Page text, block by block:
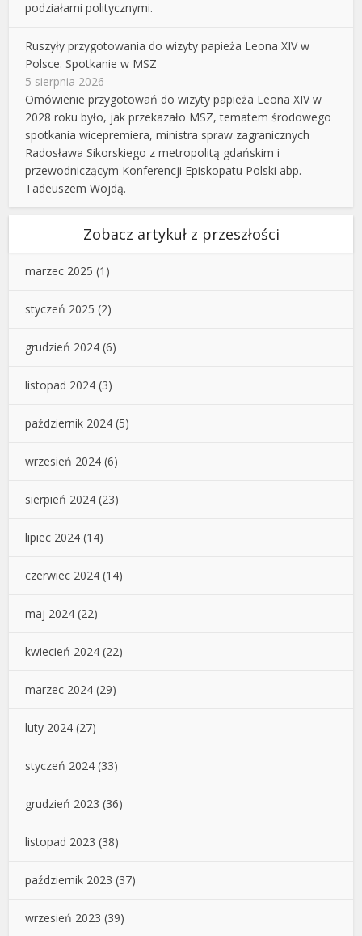
podziałami politycznymi.
Ruszyły przygotowania do wizyty papieża Leona XIV w
Polsce. Spotkanie w MSZ
5 sierpnia 2026
Omówienie przygotowań do wizyty papieża Leona XIV w
2028 roku było, jak przekazało MSZ, tematem środowego
spotkania wicepremiera, ministra spraw zagranicznych
Radosława Sikorskiego z metropolitą gdańskim i
przewodniczącym Konferencji Episkopatu Polski abp.
Tadeuszem Wojdą.
Zobacz artykuł z przeszłości
marzec 2025 (1)
styczeń 2025 (2)
grudzień 2024 (6)
listopad 2024 (3)
październik 2024 (5)
wrzesień 2024 (6)
sierpień 2024 (23)
lipiec 2024 (14)
czerwiec 2024 (14)
maj 2024 (22)
kwiecień 2024 (22)
marzec 2024 (29)
luty 2024 (27)
styczeń 2024 (33)
grudzień 2023 (36)
listopad 2023 (38)
październik 2023 (37)
wrzesień 2023 (39)